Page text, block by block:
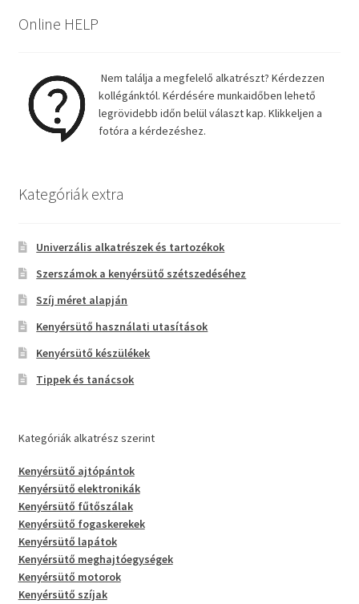
Online HELP
Nem találja a megfelelő alkatrészt? Kérdezzen
kollégánktól. Kérdésére munkaidőben lehető
legrövidebb időn belül választ kap. Klikkeljen a
fotóra a kérdezéshez.
Kategóriák extra
Univerzális alkatrészek és tartozékok
Szerszámok a kenyérsütő szétszedéséhez
Szíj méret alapján
Kenyérsütő használati utasítások
Kenyérsütő készülékek
Tippek és tanácsok
Kategóriák alkatrész szerint
Kenyérsütő ajtópántok
Kenyérsütő elektronikák
Kenyérsütő fűtőszálak
Kenyérsütő fogaskerekek
Kenyérsütő lapátok
Kenyérsütő meghajtóegységek
Kenyérsütő motorok
Kenyérsütő szíjak